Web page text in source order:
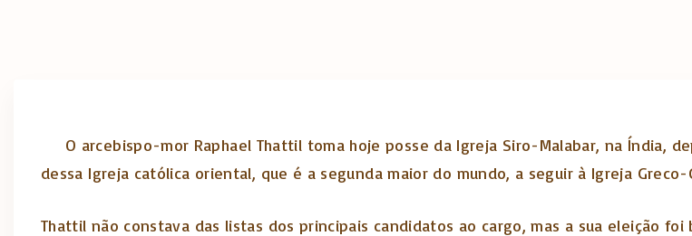
O arcebispo-mor Raphael Thattil toma hoje posse da Igreja Siro-Malabar, na Índia,
dessa Igreja católica oriental, que é a segunda maior do mundo, a seguir à Igreja Greco-
Thattil não constava das listas dos principais candidatos ao cargo, mas a sua eleição